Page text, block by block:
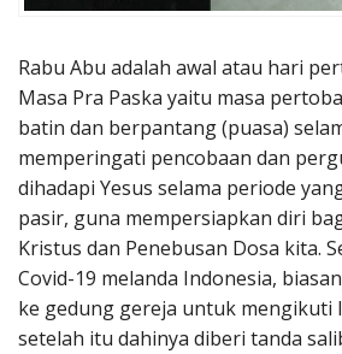
Rabu Abu adalah awal atau hari
Masa Pra Paska yaitu masa
batin dan berpantang (puasa)
memperingati pencobaan dan
dihadapi Yesus selama periode
pasir, guna mempersiapkan diri
Kristus dan Penebusan Dosa kita.
Covid-19 melanda Indonesia,
ke gedung gereja untuk mengikuti
setelah itu dahinya diberi tanda